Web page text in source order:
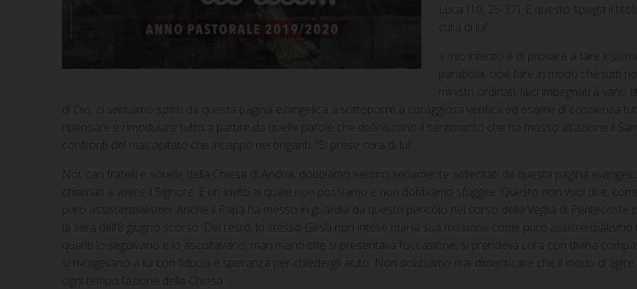
Luca (10, 25-37). E questo spiega il
cura di lui”.
Il mio intento è di provare a fare
parabola, cioè fare in modo che tutti
ministri ordinati, laici impegnati a vario
di Dio, ci sentiamo spinti da questa pagina evangelica a sottoporre a coraggiosa verifica ed esame di coscienza
ripensare e rimodulare tutto a partire da quelle parole che definiscono il sentimento che ha mosso all’azione il
confronti del malcapitato che incappò nei briganti: “Si prese cura di lui”.
Noi, cari fratelli e sorelle della Chiesa di Andria, dobbiamo sentirci seriamente sollecitati da questa pagina
chiamati a vivere il Signore. È un invito al quale non possiamo e non dobbiamo sfuggire. Questo non vuol dire,
puro assistenzialismo. Anche il Papa ha messo in guardia da questo pericolo nel corso della Veglia di Pentecoste
la sera dell’8 giugno scorso. Del resto, lo stesso Gesù non intese mai la sua missione come puro
quanti lo seguivano e lo ascoltavano, man mano che si presentava l’occasione, si prendeva cura con divina
si rivolgevano a lui con fiducia e speranza per chiedergli aiuto. Non dobbiamo mai dimenticare che il modo di
ogni tempo l’azione della Chiesa.